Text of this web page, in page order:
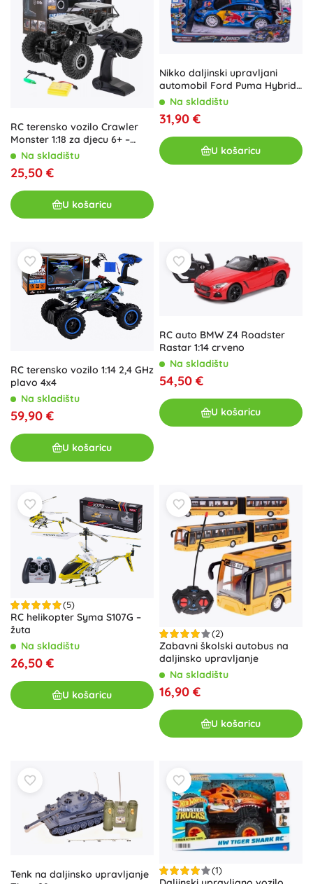
RC terensko vozilo Crawler
Monster 1:18 za djecu 6+ –
Srebrna
Na skladištu
25,50 €
U košaricu
Nikko daljinski upravljani
automobil Ford Puma Hybrid
M-Sport #8 Tänak 1:18
Na skladištu
31,90 €
U košaricu
RC terensko vozilo 1:14 2,4 GHz
plavo 4x4
Na skladištu
59,90 €
U košaricu
RC auto BMW Z4 Roadster
Rastar 1:14 crveno
Na skladištu
54,50 €
U košaricu
(5)
RC helikopter Syma S107G –
žuta
Na skladištu
26,50 €
U košaricu
(2)
Zabavni školski autobus na
daljinsko upravljanje
Na skladištu
16,90 €
U košaricu
Tenk na daljinsko upravljanje
(1)